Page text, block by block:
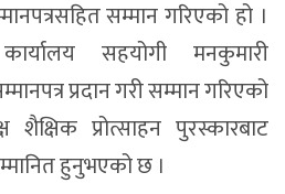
सम्मान गरिएको हो ।
सहयोगी मनकुमारी
प्रदान गरी सम्मान गरिएको
प्रोत्साहन पुरस्कारबाट
हुनुभएको छ ।